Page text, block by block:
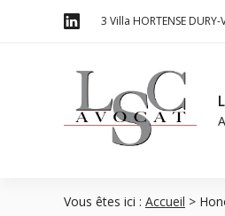
3 Villa HORTENSE DURY-
Vous êtes ici : Accueil >
Panneau de gestion des cookies